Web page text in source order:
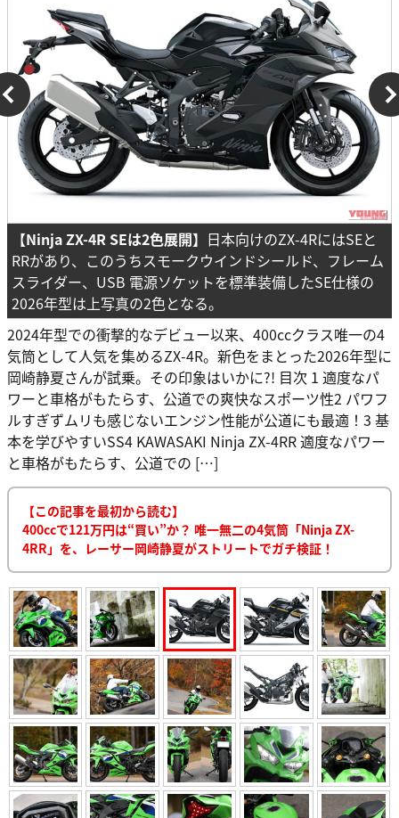
【Ninja ZX-4R SEは2色展開】 日本向けのZX-4RにはSEと
RRがあり、このうちスモークウインドシールド、フレーム
スライダー、USB 電源ソケットを標準装備したSE仕様の
2026年型は上写真の2色となる。
2024年型での衝撃的なデビュー以来、400ccクラス唯一の4
気筒として人気を集めるZX-4R。新色をまとった2026年型に
岡崎静夏さんが試乗。その印象はいかに?! 目次 1 適度なパ
ワーと車格がもたらす、公道での爽快なスポーツ性2 パワフ
ルすぎずムリも感じないエンジン性能が公道にも最適！3 基
本を学びやすいSS4 KAWASAKI Ninja ZX-4RR 適度なパワー
と車格がもたらす、公道での […]
【この記事を最初から読む】
400ccで121万円は“買い”か？ 唯一無二の4気筒「Ninja ZX-
4RR」を、レーサー岡崎静夏がストリートでガチ検証！